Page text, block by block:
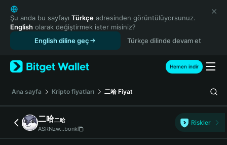
English
日本語
Tiếng Việt
Español (Latinoamérica)
Türkçe
Français
Deutsch
简体中文
繁體中文
Português (Portugal)
Şu anda bu sayfayı Türkçe adresinden görüntülüyorsunuz.
English olarak değiştirmek ister misiniz?
English diline geç
Türkçe dilinde devam et
Hemen indir
Ana sayfa Kripto fiyatları 二哈 Fiyat
二哈二哈
ASRNzw...bonk
Riskler